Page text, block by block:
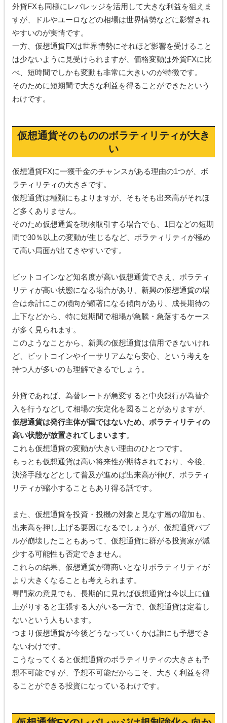
外貨FXも同様にレバレッジを活用して大きな利益を狙えま
すが、ドルやユーロなどの相場は世界情勢などに影響され
やすいのが実情です。
一方、仮想通貨FXは世界情勢にそれほど影響を受けること
は少ないように見受けられますが、価格変動は外貨FXに比
べ、短時間でしかも変動も非常に大きいのが特徴です。
そのために短期間で大きな利益を得ることができたという
わけです。
仮想通貨そのもののボラティリティが大き
い
仮想通貨FXに一獲千金のチャンスがある理由の1つが、ボ
ラティリティの大きさです。
仮想通貨は種類にもよりますが、そもそも出来高がそれほ
ど多くありません。
そのため仮想通貨を現物取引する場合でも、1日などの短期
間で30％以上の変動が生じるなど、ボラティリティが極め
て高い局面が出てきやすいです。
ビットコインなど知名度が高い仮想通貨でさえ、ボラティ
リティが高い状態になる場合があり、新興の仮想通貨の場
合は余計にこの傾向が顕著になる傾向があり、成長期待の
上下などから、特に短期間で相場が急騰・急落するケース
が多く見られます。
このようなことから、新興の仮想通貨は信用できないけれ
ど、ビットコインやイーサリアムなら安心、という考えを
持つ人が多いのも理解できるでしょう。
外貨であれば、為替レートが急変すると中央銀行が為替介
入を行うなどして相場の安定化を図ることがありますが、
仮想通貨は発行主体が国ではないため、ボラティリティの
高い状態が放置されてしまいます。
これも仮想通貨の変動が大きい理由のひとつです。
もっとも仮想通貨は高い将来性が期待されており、今後、
決済手段などとして普及が進めば出来高が伸び、ボラティ
リティが縮小することもあり得る話です。
また、仮想通貨を投資・投機の対象と見なす層の増加も、
出来高を押し上げる要因になるでしょうが、仮想通貨バブ
ルが崩壊したこともあって、仮想通貨に群がる投資家が減
少する可能性も否定できません。
これらの結果、仮想通貨が薄商いとなりボラティリティが
より大きくなることも考えられます。
専門家の意見でも、長期的に見れば仮想通貨は今以上に値
上がりすると主張する人がいる一方で、仮想通貨は定着し
ないという人もいます。
つまり仮想通貨が今後どうなっていくかは誰にも予想でき
ないわけです。
こうなってくると仮想通貨のボラティリティの大きさも予
想不可能ですが、予想不可能だからこそ、大きく利益を得
ることができる投資になっているわけです。